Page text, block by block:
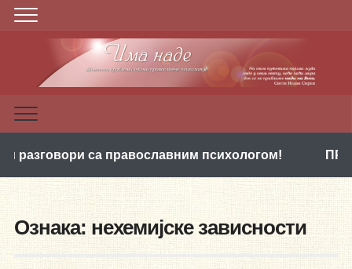
са православним психологом! ПРВИ ПАКЕТ
Ознака: нехемијске зависности